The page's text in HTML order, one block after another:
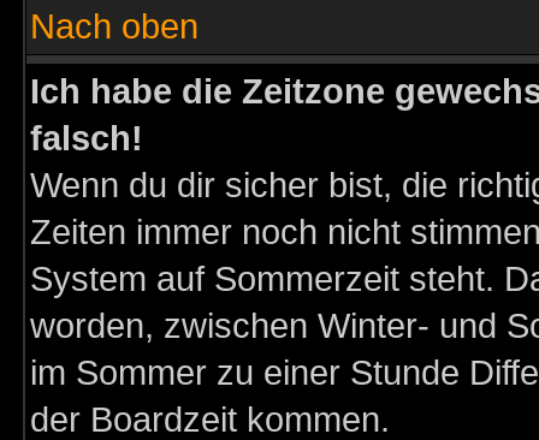
Nach oben
Ich habe die Zeitzone
falsch!
Wenn du dir sicher bist, die
Zeiten immer noch nicht
System auf Sommerzeit steht.
worden, zwischen Winter- und
im Sommer zu einer Stunde
der Boardzeit kommen.